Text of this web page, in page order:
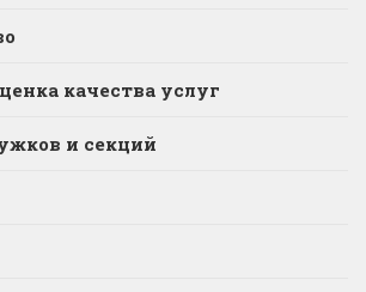
качества услуг
и секций